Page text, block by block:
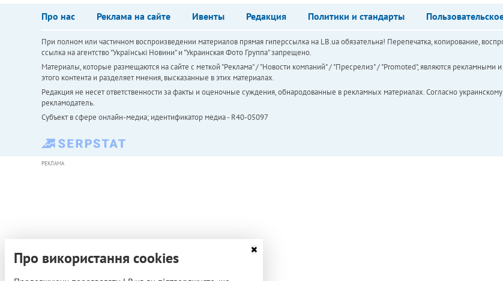
Про нас Реклама на сайте Ивенты Редакция Политики и стандарты
При полном или частичном воспроизведении материалов прямая гиперссылка на LB.ua обязательна! Перепечатка, копирование,
ссылка на агентство "Українськi Новини" и "Украинская Фото Группа" запрещено.
Материалы, которые размещаются на сайте с меткой "Реклама" / "Новости компаний" / "Пресрелиз" / "Promoted", являются рекламными
этого контента и разделяет мнения, высказанные в этих материалах.
Редакция не несет ответственности за факты и оценочные суждения, обнародованные в рекламных материалах. Согласно
рекламодатель.
Субъект в сфере онлайн-медиа; идентификатор медиа - R40-05097
РЕКЛАМА
Про використання cookies